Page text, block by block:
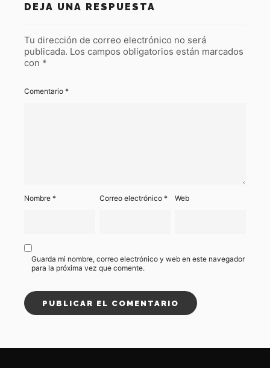
DEJA UNA RESPUESTA
Tu dirección de correo electrónico no será
publicada. Los campos obligatorios están marcados
con *
Comentario *
Nombre * Correo electrónico* Web
Guarda mi nombre, correo electrónico y web en este navegador
para la próxima vez que comente.